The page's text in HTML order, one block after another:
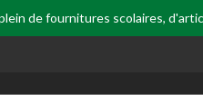
de fournitures scolaires,